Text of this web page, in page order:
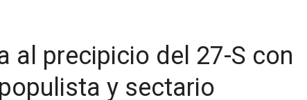
al precipicio del 27-S con
y sectario